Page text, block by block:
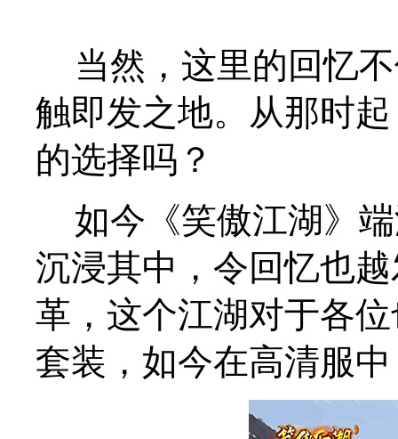
当然，这里的回忆不
触即发之地。从那时
的选择吗？
如今《笑傲江湖》端
沉浸其中，令回忆也
革，这个江湖对于各
套装，如今在高清服